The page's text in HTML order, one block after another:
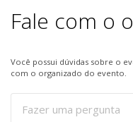
Fale com o
Você possui dúvidas sobre o
com o organizado do evento.